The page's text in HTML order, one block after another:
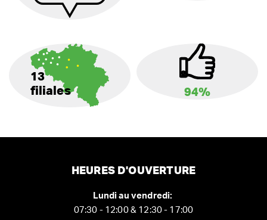
13
filiales
94%
HEURES D'OUVERTURE
Lundi au vendredi:
07:30 - 12:00 & 12:30 - 17:00